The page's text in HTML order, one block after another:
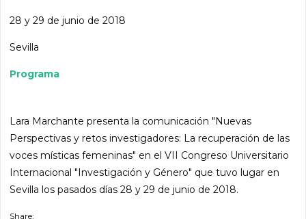
28 y 29 de junio de 2018
Sevilla
Programa
Lara Marchante presenta la comunicación "Nuevas
Perspectivas y retos investigadores: La recuperación de las
voces místicas femeninas" en el VII Congreso Universitario
Internacional "Investigación y Género" que tuvo lugar en
Sevilla los pasados días 28 y 29 de junio de 2018.
Share: